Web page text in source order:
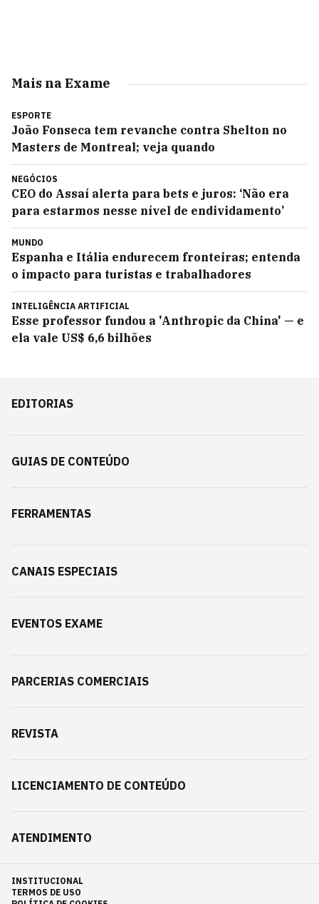
Mais na Exame
ESPORTE
João Fonseca tem revanche contra Shelton no
Masters de Montreal; veja quando
NEGÓCIOS
CEO do Assaí alerta para bets e juros: ‘Não era
para estarmos nesse nível de endividamento’
MUNDO
Espanha e Itália endurecem fronteiras; entenda
o impacto para turistas e trabalhadores
INTELIGÊNCIA ARTIFICIAL
Esse professor fundou a 'Anthropic da China' — e
ela vale US$ 6,6 bilhões
EDITORIAS
GUIAS DE CONTEÚDO
FERRAMENTAS
CANAIS ESPECIAIS
EVENTOS EXAME
PARCERIAS COMERCIAIS
REVISTA
LICENCIAMENTO DE CONTEÚDO
ATENDIMENTO
INSTITUCIONAL
TERMOS DE USO